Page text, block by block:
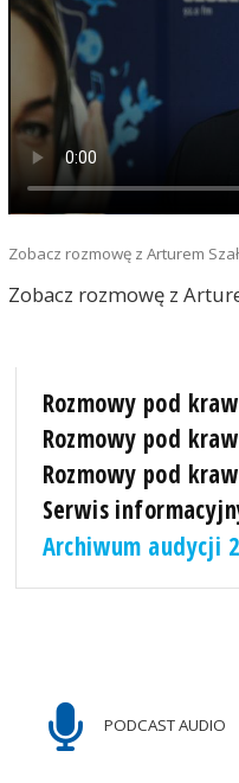
Zobacz rozmowę z Arturem
Zobacz rozmowę z
Rozmowy pod
Rozmowy pod
Rozmowy pod
Serwis
Archiwum audycji
PODCAST AUDIO